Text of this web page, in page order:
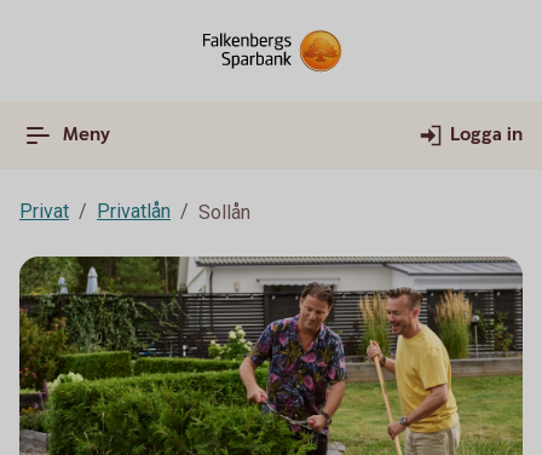
Meny Logga in
Privat Privatlån Sollån